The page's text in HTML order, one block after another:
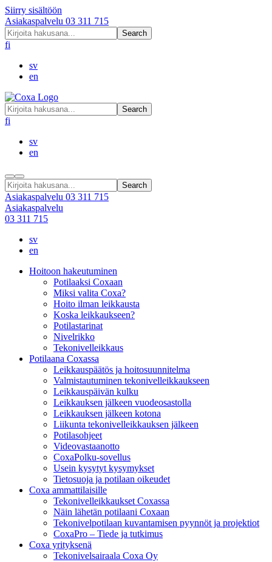
Siirry sisältöön
Asiakaspalvelu 03 311 715
Search
fi
sv
en
Search
fi
sv
en
Search
Asiakaspalvelu 03 311 715
Asiakaspalvelu
03 311 715
sv
en
Hoitoon hakeutuminen
Potilaaksi Coxaan
Miksi valita Coxa?
Hoito ilman leikkausta
Koska leikkaukseen?
Potilastarinat
Nivelrikko
Tekonivelleikkaus
Potilaana Coxassa
Leikkauspäätös ja hoitosuunnitelma
Valmistautuminen tekonivelleikkaukseen
Leikkauspäivän kulku
Leikkauksen jälkeen vuodeosastolla
Leikkauksen jälkeen kotona
Liikunta tekonivelleikkauksen jälkeen
Potilasohjeet
Videovastaanotto
CoxaPolku-sovellus
Usein kysytyt kysymykset
Tietosuoja ja potilaan oikeudet
Coxa ammattilaisille
Tekonivelleikkaukset Coxassa
Näin lähetän potilaani Coxaan
Tekonivelpotilaan kuvantamisen pyynnöt ja projektiot
CoxaPro – Tiede ja tutkimus
Coxa yrityksenä
Tekonivelsairaala Coxa Oy